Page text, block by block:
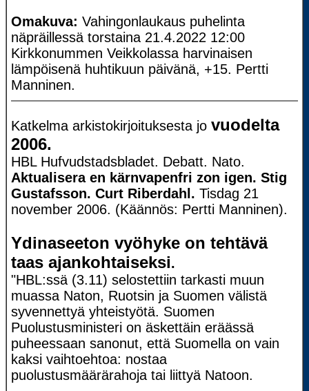
Omakuva: Vahingonlaukaus puhelinta
näpräillessä torstaina 21.4.2022 12:00
Kirkkonummen Veikkolassa harvinaisen
lämpöisenä huhtikuun päivänä, +15. Pertti
Manninen.
Katkelma arkistokirjoituksesta jo vuodelta
2006.
HBL Hufvudstadsbladet. Debatt. Nato.
Aktualisera en kärnvapenfri zon igen. Stig
Gustafsson. Curt Riberdahl. Tisdag 21
november 2006. (Käännös: Pertti Manninen).
Ydinaseeton vyöhyke on tehtävä
taas ajankohtaiseksi.
"HBL:ssä (3.11) selostettiin tarkasti muun
muassa Naton, Ruotsin ja Suomen välistä
syvennettyä yhteistyötä. Suomen
Puolustusministeri on äskettäin eräässä
puheessaan sanonut, että Suomella on vain
kaksi vaihtoehtoa: nostaa
puolustusmäärärahoja tai liittyä Natoon.